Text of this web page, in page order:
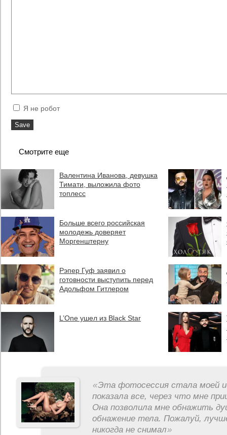
Я не робот
Смотрите еще
Валентина Иванова, девушка
Тимати, выложила фото
топлесс
Больше всего российская
молодежь доверяет
Моргенштерну
Рэпер Гуф заявил о
готовности выступить перед
Адольфом Гитлером
L’One ушел из Black Star
«Эта фотосессия стала моей
показала все, через что мне
Она позволила мне обнажить
обнажение тела. Пожалуй,
никогда не снимал»